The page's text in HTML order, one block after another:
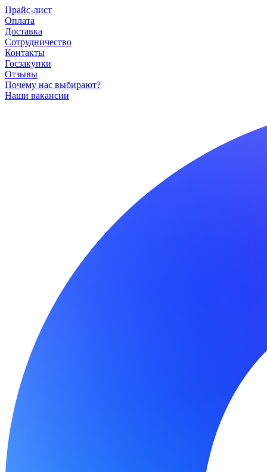
Прайс-лист
Оплата
Доставка
Сотрудничество
Контакты
Госзакупки
Отзывы
Почему нас выбирают?
Наши вакансии